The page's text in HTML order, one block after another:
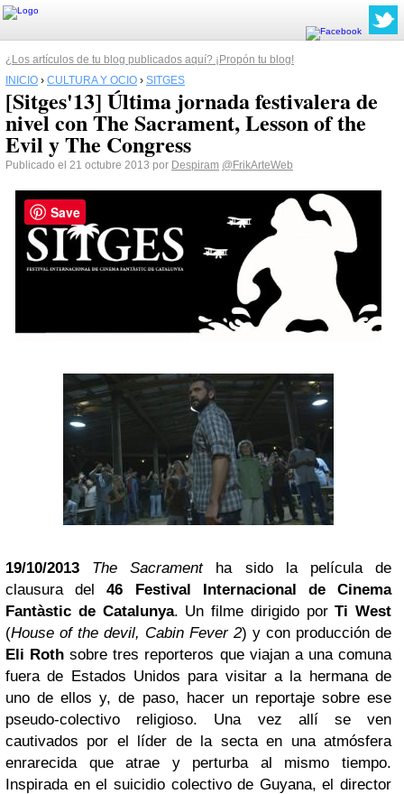
¿Los artículos de tu blog publicados aquí? ¡Propón tu blog!
INICIO › CULTURA Y OCIO › SITGES
[Sitges'13] Última jornada festivalera de
nivel con The Sacrament, Lesson of the
Evil y The Congress
Publicado el 21 octubre 2013 por Despiram @FrikArteWeb
19/10/2013 The Sacramentha sido la película de
clausura del46 Festival Internacional de Cinema
Fantàstic de Catalunya. Un filme dirigido porTi West
(House of the devil, Cabin Fever 2) y con producción de
Eli Roth sobre tres reporteros que viajan a una comuna
fuera de Estados Unidos para visitar a la hermana de
uno de ellos y, de paso, hacer un reportaje sobre ese
pseudo-colectivo religioso. Una vez allí se ven
cautivados por el líder de la secta en una atmósfera
enrarecida que atrae y perturba al mismo tiempo.
Inspirada en el suicidio colectivo de Guyana, el director
Save